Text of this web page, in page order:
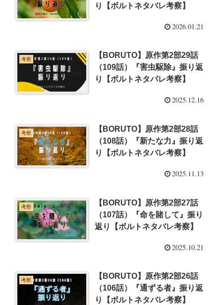
り【ボルトネタバレ考察】
2026.01.21
考察
【BORUTO】原作第2部29話
（109話）『害虫駆除』振り返
り【ボルトネタバレ考察】
2025.12.16
考察
【BORUTO】原作第2部28話
（108話）『新たな力』振り返
り【ボルトネタバレ考察】
2025.11.13
考察
【BORUTO】原作第2部27話
（107話）『命を賭して』振り
返り【ボルトネタバレ考察】
2025.10.21
考察
【BORUTO】原作第2部26話
（106話）『通ずる者』振り返
り【ボルトネタバレ考察】